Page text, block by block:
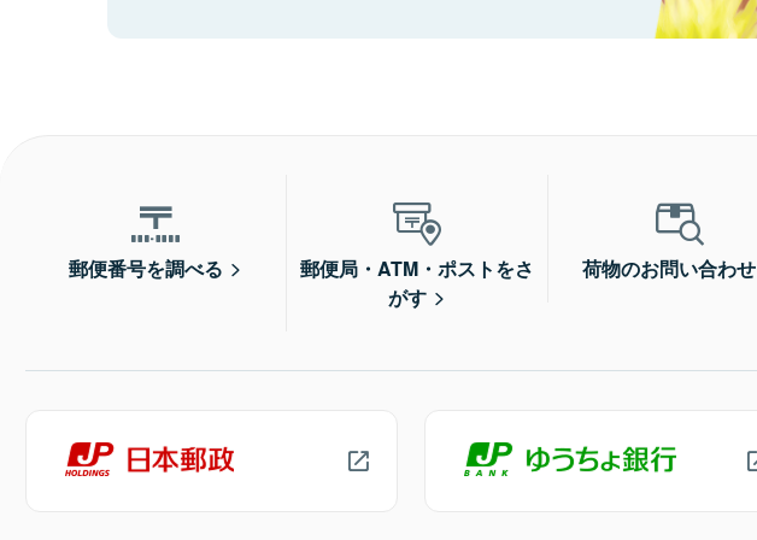
郵便番号を調べる
郵便局・ATM・ポストをさ
がす
荷物のお問い合わせ